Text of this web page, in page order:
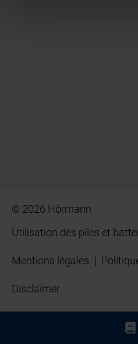
© 2026 Hörmann
Utilisation des piles et
Mentions légales
Disclaimer